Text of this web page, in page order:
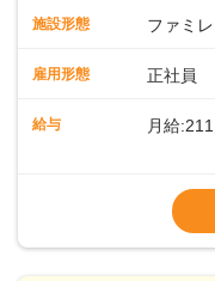
スタッフの働きやすさ
や歩行数が約40%も削
なDX（デジタルトラン
います。私たちは、多
に合わせた柔軟な勤務
施設形態 ファミ
雇用形態 正社員
給与 月給
※残業
※経験
給